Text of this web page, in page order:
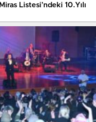
Listesi’ndeki 10.Yılı